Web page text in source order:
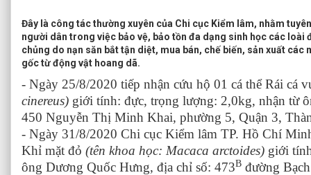
Đây là công tác thường xuyên của Chi cục Kiểm lâm, nhằm
người dân trong việc bảo vệ, bảo tồn đa dạng sinh học các loài
chủng do nạn săn bắt tận diệt, mua bán, chế biến, sản xuất
gốc từ động vật hoang dã.
- Ngày 25/8/2020 tiếp nhận cứu hộ 01 cá thể Rái cá
cinereus) giới tính: đực, trọng lượng: 2,0kg, nhận từ
450 Nguyễn Thị Minh Khai, phường 5, Quận 3,
- Ngày 31/8/2020 Chi cục Kiểm lâm TP. Hồ Chí
Khỉ mặt đỏ (tên khoa học: Macaca arctoides) giới
ông Dương Quốc Hưng, địa chỉ số: 473B đường